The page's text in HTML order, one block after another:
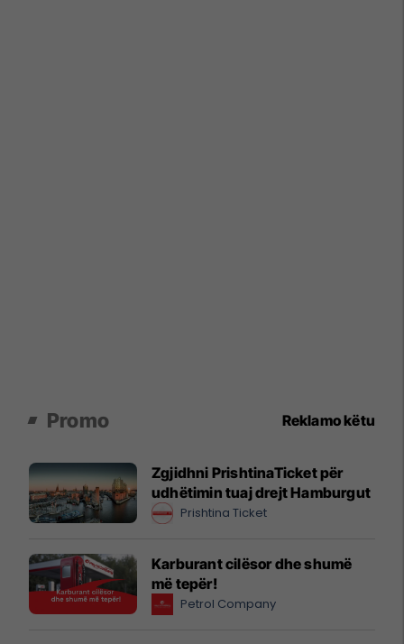
Promo Reklamo këtu
Zgjidhni PrishtinaTicket për
udhëtimin tuaj drejt Hamburgut
Prishtina Ticket
Karburant cilësor dhe shumë
më tepër!
Petrol Company